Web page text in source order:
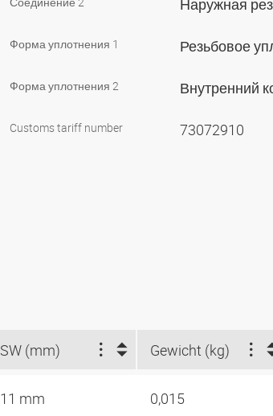
Форма уплотнения 1 Резьбовое
Форма уплотнения 2 Внутренний
Customs tariff number 73072910
SW (mm) Gewicht (kg)
11 mm 0,015